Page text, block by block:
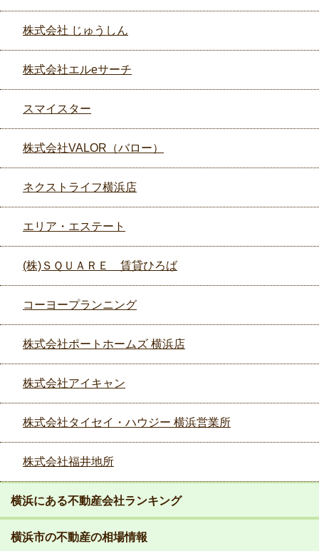
株式会社 じゅうしん
株式会社エルeサーチ
スマイスター
株式会社VALOR（バロー）
ネクストライフ横浜店
エリア・エステート
(株)ＳＱＵＡＲＥ 賃貸ひろば
コーヨープランニング
株式会社ポートホームズ 横浜店
株式会社アイキャン
株式会社タイセイ・ハウジー 横浜営業所
株式会社福井地所
横浜にある不動産会社ランキング
横浜市の不動産の相場情報